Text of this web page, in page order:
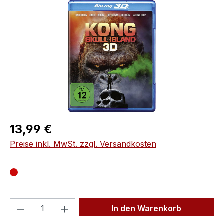
Bildergalerie überspringen
Regulärer Preis:
13,99 €
Preise inkl. MwSt. zzgl. Versandkosten
Produkt Anzahl: Gib denIn den Warenkorb